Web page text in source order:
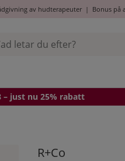
av hudterapeuter| Bonus på
– just nu 25% rabatt
R+Co